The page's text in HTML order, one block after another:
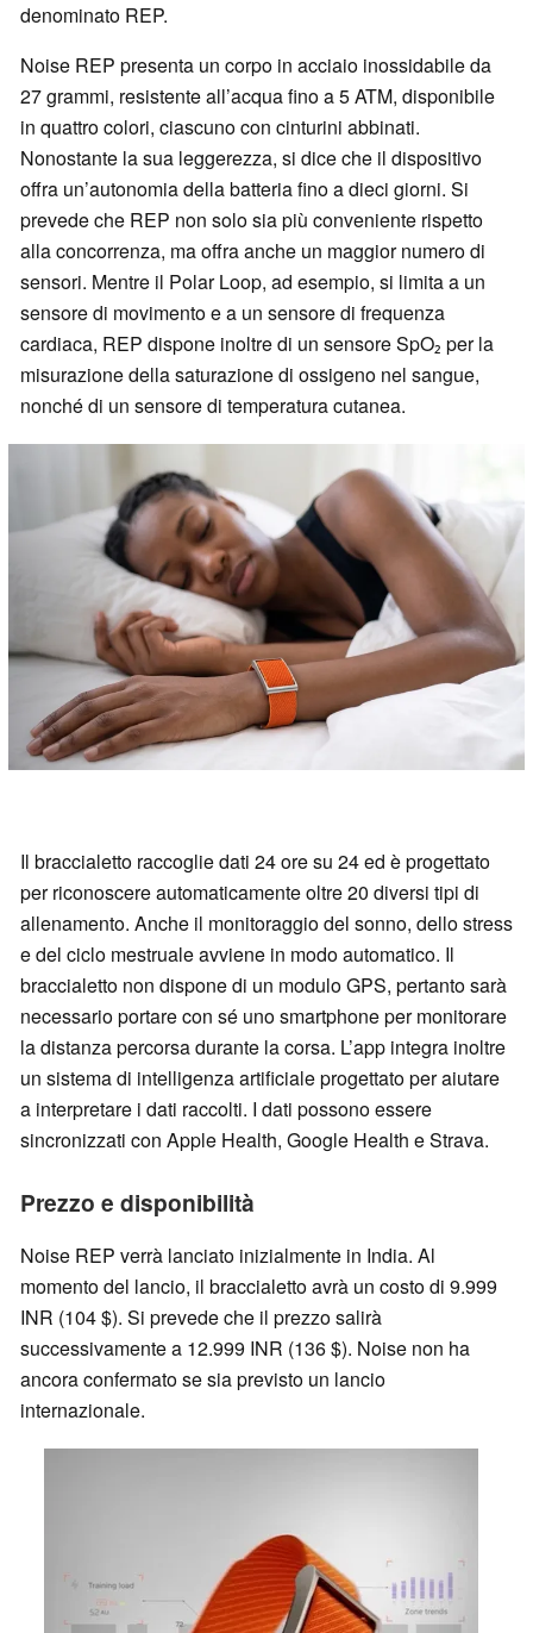
denominato REP.
Noise REP presenta un corpo in acciaio inossidabile da
27 grammi, resistente all’acqua fino a 5 ATM, disponibile
in quattro colori, ciascuno con cinturini abbinati.
Nonostante la sua leggerezza, si dice che il dispositivo
offra un’autonomia della batteria fino a dieci giorni. Si
prevede che REP non solo sia più conveniente rispetto
alla concorrenza, ma offra anche un maggior numero di
sensori. Mentre il Polar Loop, ad esempio, si limita a un
sensore di movimento e a un sensore di frequenza
cardiaca, REP dispone inoltre di un sensore SpO₂ per la
misurazione della saturazione di ossigeno nel sangue,
nonché di un sensore di temperatura cutanea.
Il braccialetto raccoglie dati 24 ore su 24 ed è progettato
per riconoscere automaticamente oltre 20 diversi tipi di
allenamento. Anche il monitoraggio del sonno, dello stress
e del ciclo mestruale avviene in modo automatico. Il
braccialetto non dispone di un modulo GPS, pertanto sarà
necessario portare con sé uno smartphone per monitorare
la distanza percorsa durante la corsa. L’app integra inoltre
un sistema di intelligenza artificiale progettato per aiutare
a interpretare i dati raccolti. I dati possono essere
sincronizzati con Apple Health, Google Health e Strava.
Prezzo e disponibilità
Noise REP verrà lanciato inizialmente in India. Al
momento del lancio, il braccialetto avrà un costo di 9.999
INR (104 $). Si prevede che il prezzo salirà
successivamente a 12.999 INR (136 $). Noise non ha
ancora confermato se sia previsto un lancio
internazionale.